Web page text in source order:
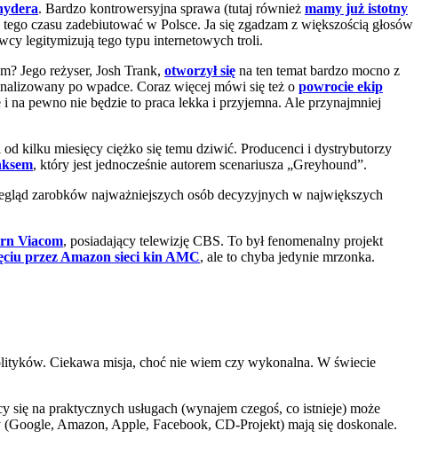
. Bardzo kontrowersyjna sprawa (tutaj również mamy już istotny
czasu zadebiutować w Polsce. Ja się zgadzam z większością głosów
legitymizują tego typu internetowych troli.
Jego reżyser, Josh Trank, otworzył się na ten temat bardzo mocno z
po wpadce. Coraz więcej mówi się też o powrocie ekip
na pewno nie będzie to praca lekka i przyjemna. Ale przynajmniej
kilku miesięcy ciężko się temu dziwić. Producenci i dystrybutorzy
, który jest jednocześnie autorem scenariusza „Greyhound”.
zarobków najważniejszych osób decyzyjnych w największych
Viacom, posiadający telewizję CBS. To był fenomenalny projekt
przez Amazon sieci kin AMC, ale to chyba jedynie mrzonka.
Ciekawa misja, choć nie wiem czy wykonalna. W świecie
się na praktycznych usługach (wynajem czegoś, co istnieje) może
Amazon, Apple, Facebook, CD-Projekt) mają się doskonale.